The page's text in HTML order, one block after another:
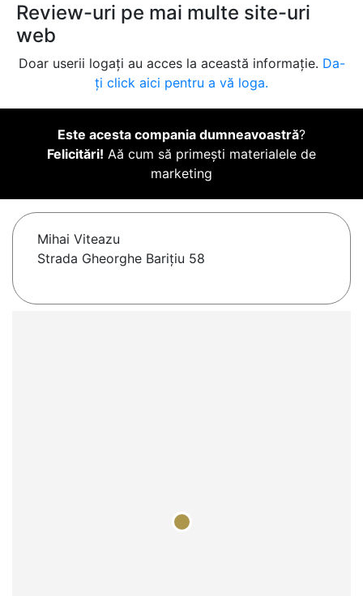
Review-uri pe mai multe site-uri
web
Doar userii logați au acces la această informație. Da-
ți click aici pentru a vă loga.
Este acesta compania dumneavoastră?
Felicitări! Aă cum să primești materialele de
marketing
Mihai Viteazu
Strada Gheorghe Barițiu 58